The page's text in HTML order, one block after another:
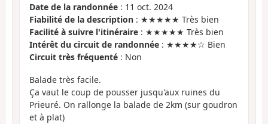
Date de la randonnée : 11 oct. 2024
Fiabilité de la description : ★★★★★ Très bien
Facilité à suivre l'itinéraire : ★★★★★ Très bien
Intérêt du circuit de randonnée : ★★★★☆ Bien
Circuit très fréquenté : Non
Balade très facile.
Ça vaut le coup de pousser jusqu'aux ruines du
Prieuré. On rallonge la balade de 2km (sur goudron
et à plat)